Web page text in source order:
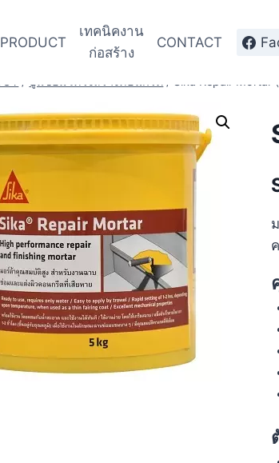
PRODUCT
เทคนิคงาน
ก่อสร้าง
CONTACT